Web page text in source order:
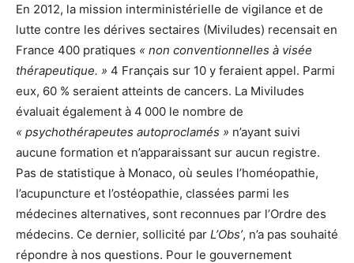
En 2012, la mission interministérielle de vigilance et de
lutte contre les dérives sectaires (Miviludes) recensait en
France 400 pratiques « non conventionnelles à visée
thérapeutique. » 4 Français sur 10 y feraient appel. Parmi
eux, 60 % seraient atteints de cancers. La Miviludes
évaluait également à 4 000 le nombre de
« psychothérapeutes autoproclamés » n’ayant suivi
aucune formation et n’apparaissant sur aucun registre.
Pas de statistique à Monaco, où seules l’homéopathie,
l’acupuncture et l’ostéopathie, classées parmi les
médecines alternatives, sont reconnues par l’Ordre des
médecins. Ce dernier, sollicité par L’Obs’, n’a pas souhaité
répondre à nos questions. Pour le gouvernement